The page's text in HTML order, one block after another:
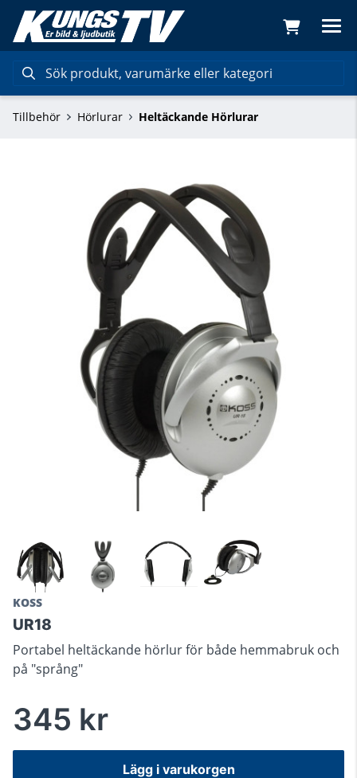
Tillbehör Hörlurar Heltäckande Hörlurar
KOSS
UR18
Portabel heltäckande hörlur för både hemmabruk och
på "språng"
345 kr
Lägg i varukorgen